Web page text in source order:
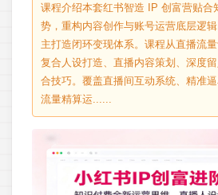
课程介绍本套红书智造 IP 创富营贴合
势，重构内容创作与账号运营底层逻
主打造闭环变现体系。课程从直播流
复合人设打造、直播内容策划、深度
合技巧。覆盖直播间互动系统、精准逼
流量精算运......